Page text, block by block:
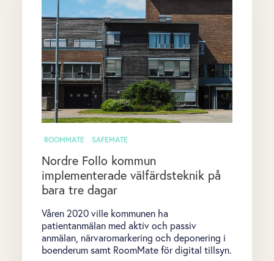
ROOMMATE SAFEMATE
Nordre Follo kommun
implementerade välfärdsteknik på
bara tre dagar
Våren 2020 ville kommunen ha
patientanmälan med aktiv och passiv
anmälan, närvaromarkering och deponering i
boenderum samt RoomMate för digital tillsyn.